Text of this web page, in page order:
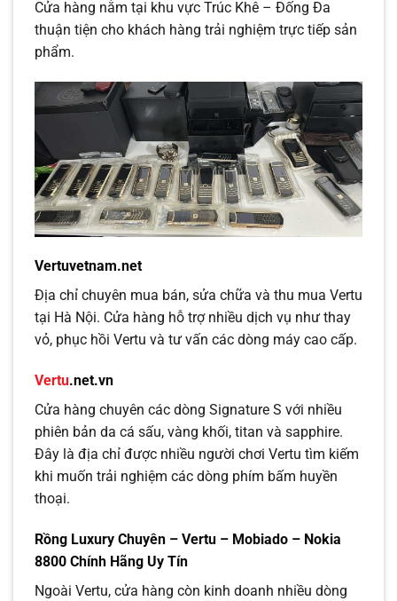
Cửa hàng nằm tại khu vực Trúc Khê – Đống Đa
thuận tiện cho khách hàng trải nghiệm trực tiếp sản
phẩm.
Vertuvetnam.net
Địa chỉ chuyên mua bán, sửa chữa và thu mua Vertu
tại Hà Nội. Cửa hàng hỗ trợ nhiều dịch vụ như thay
vỏ, phục hồi Vertu và tư vấn các dòng máy cao cấp.
Vertu.net.vn
Cửa hàng chuyên các dòng Signature S với nhiều
phiên bản da cá sấu, vàng khối, titan và sapphire.
Đây là địa chỉ được nhiều người chơi Vertu tìm kiếm
khi muốn trải nghiệm các dòng phím bấm huyền
thoại.
Rồng Luxury Chuyên – Vertu – Mobiado – Nokia
8800 Chính Hãng Uy Tín
Ngoài Vertu, cửa hàng còn kinh doanh nhiều dòng